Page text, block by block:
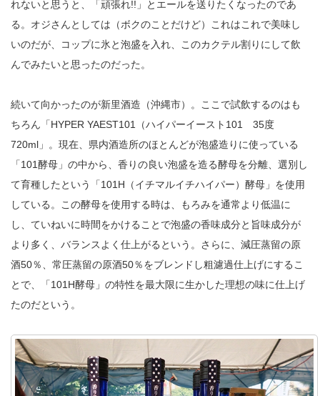
れないと思うと、「頑張れ!!」とエールを送りたくなったのであ
る。オジさんとしては（ボクのことだけど）これはこれで美味し
いのだが、コップに氷と泡盛を入れ、このカクテル割りにして飲
んでみたいと思ったのだった。
続いて向かったのが新里酒造（沖縄市）。ここで試飲するのはも
ちろん「HYPER YAEST101（ハイパーイースト101 35度
720ml」。現在、県内酒造所のほとんどが泡盛造りに使っている
「101酵母」の中から、香りの良い泡盛を造る酵母を分離、選別し
て育種したという「101H（イチマルイチハイパー）酵母」を使用
している。この酵母を使用する時は、もろみを通常より低温に
し、ていねいに時間をかけることで泡盛の香味成分と旨味成分が
より多く、バランスよく仕上がるという。さらに、減圧蒸留の原
酒50％、常圧蒸留の原酒50％をブレンドし粗濾過仕上げにするこ
とで、「101H酵母」の特性を最大限に生かした理想の味に仕上げ
たのだという。